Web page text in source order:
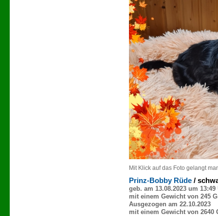
Mit Klick auf das Foto gelangt
Prinz-Bobby Rüde /
geb. am 13.08.2023 um 13:49
mit einem Gewicht von 245
Ausgezogen am 22.10.2023
mit einem Gewicht von 2640